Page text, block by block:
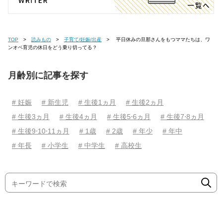
TOP 読みもの 子育て/妊娠/出産
ンオペ育児の休日をどう乗り切ってる？
月齢別に記事を探す
# 妊娠 # 新生児 # 生後1ヵ月
# 生後2ヵ月
# 生後3ヵ月
# 生後4ヵ月 # 生後5⋅6ヵ月
# 生後7⋅8ヵ月
# 生後9⋅10⋅11ヵ月
# 1歳 # 2歳 # 年少
# 年中
# 年長
# 小学生 # 中学生 # 高校生